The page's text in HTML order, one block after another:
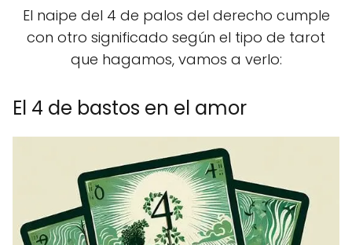
El naipe del 4 de palos del derecho cumple
con otro significado según el tipo de tarot
que hagamos, vamos a verlo:
El 4 de bastos en el amor